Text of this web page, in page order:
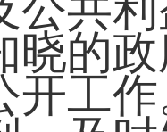
晓的
开工